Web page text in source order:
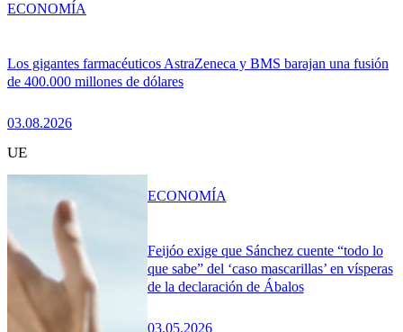
Los gigantes farmacéuticos AstraZeneca y BMS barajan una fusión
de 400.000 millones de dólares
03.08.2026
ECONOMÍA
UE
Feijóo exige que Sánchez cuente “todo lo
que sabe” del ‘caso mascarillas’ en vísperas
de la declaración de Ábalos
03.05.2026
ECONOMÍA